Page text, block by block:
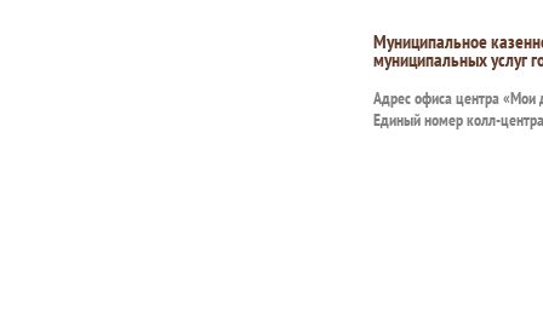
Муниципальное
муниципальных услуг
Адрес офиса центра «Мои
Единый номер колл-